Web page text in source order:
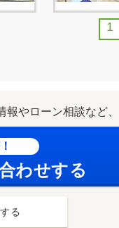
1
やローン相談など、
わせする
る